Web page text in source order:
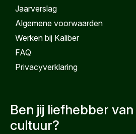
Jaarverslag
Algemene voorwaarden
Werken bij Kaliber
FAQ
Privacyverklaring
Ben jij liefhebber
cultuur?